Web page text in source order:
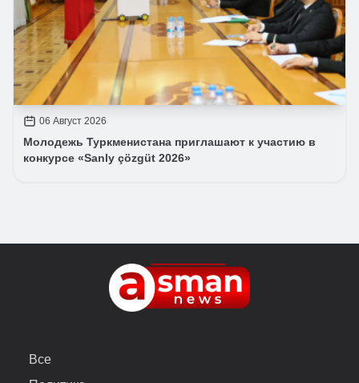
06 Август 2026
Молодежь Туркменистана приглашают к участию в
конкурсе «Sanly çözgüt 2026»
Все